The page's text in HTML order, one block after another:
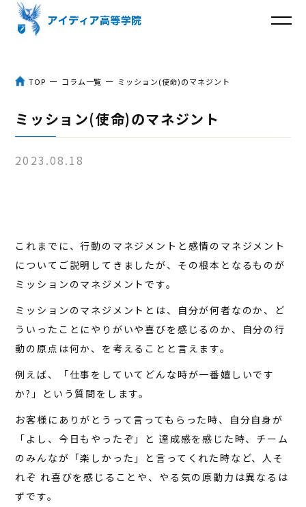
トップ
アイディア高等学院とは
よくあるご質問
コラム
イベント
アクセス
お問い合わせ
TOP コラム一覧 ミッション(使命)のマネジント
ミッション(使命)のマネジント
2023.08.18
これまでに、行動のマネジメントと感情のマネジメント
についてご説明してきましたが、その根本となるものが
ミッションのマネジメントです。
ミッションのマネジメントとは、自分が何者なのか、ど
ういったことにやりがいや喜びを感じるのか、自分の行
動の原点は何か、を考えることと言えます。
例えば、「仕事をしていてどんな時が一番嬉しいです
か?」という質問をします。
お客様にありがとうって言ってもらった時、自分自身が
「よし、今日もやったぞ」と 達成感を感じた時、チーム
のみんなが「楽しかった」と言ってくれた時など、人そ
れぞ れ喜びを感じることや、やる気の原動力は異なるは
ずです。